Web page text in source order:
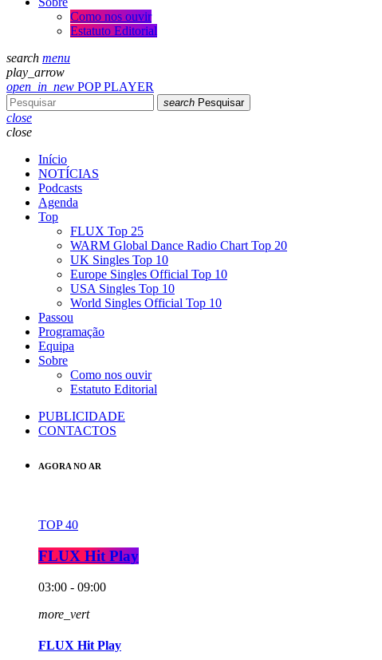
Como nos ouvir
Estatuto Editorial
search menu
play_arrow
open_in_new POP PLAYER
search Pesquisar
close
close
Início
NOTÍCIAS
Podcasts
Agenda
Top
FLUX Top 25
WARM Global Dance Radio Chart Top 20
UK Singles Top 10
Europe Singles Official Top 10
USA Singles Top 10
World Singles Official Top 10
Passou
Programação
Equipa
Sobre
Como nos ouvir
Estatuto Editorial
PUBLICIDADE
CONTACTOS
AGORA NO AR
TOP 40
FLUX Hit Play
03:00 - 09:00
more_vert
FLUX Hit Play